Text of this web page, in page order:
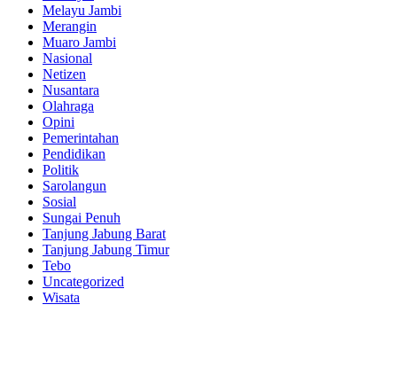
Melayu Jambi
Merangin
Muaro Jambi
Nasional
Netizen
Nusantara
Olahraga
Opini
Pemerintahan
Pendidikan
Politik
Sarolangun
Sosial
Sungai Penuh
Tanjung Jabung Barat
Tanjung Jabung Timur
Tebo
Uncategorized
Wisata